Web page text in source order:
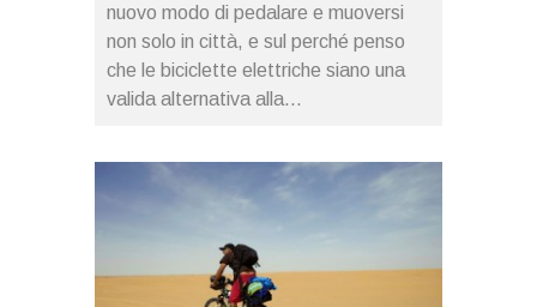
nuovo modo di pedalare e muoversi
non solo in città, e sul perché penso
che le biciclette elettriche siano una
valida alternativa alla...